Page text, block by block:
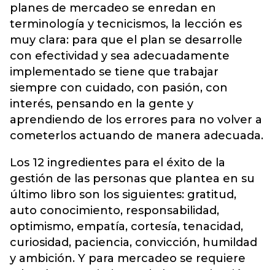
planes de mercadeo se enredan en
terminología y tecnicismos, la lección es
muy clara: para que el plan se desarrolle
con efectividad y sea adecuadamente
implementado se tiene que trabajar
siempre con cuidado, con pasión, con
interés, pensando en la gente y
aprendiendo de los errores para no volver a
cometerlos actuando de manera adecuada.
Los 12 ingredientes para el éxito de la
gestión de las personas que plantea en su
último libro son los siguientes: gratitud,
auto conocimiento, responsabilidad,
optimismo, empatía, cortesía, tenacidad,
curiosidad, paciencia, convicción, humildad
y ambición. Y para mercadeo se requiere